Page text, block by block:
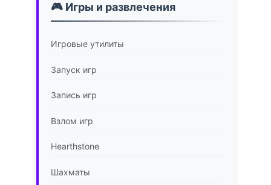
🎮 Игры и развлечения
Игровые утилиты
Запуск игр
Запись игр
Взлом игр
Hearthstone
Шахматы